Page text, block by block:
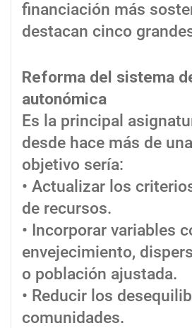
financiación más
destacan cinco
Reforma del sistema
autonómica
Es la principal
desde hace más de
objetivo sería:
• Actualizar los
de recursos.
• Incorporar variables
envejecimiento,
o población ajustada.
• Reducir los
comunidades.